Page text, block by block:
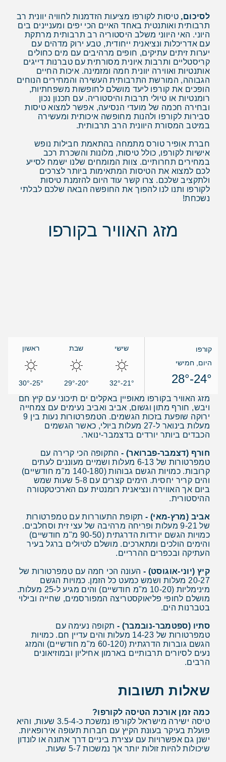
לסיכום, טיסות לקורפו מציעות הזדמנות לחוויה יוונית רב
תרבותית ואותנטית באחד האיים הכי יפים ומעניינים בים
היוני. האי היווני משלב היסטוריה רב תרבותית מרתקת
עם אדריכלות ונציאנית ייחודית, טבע ירוק מדהים עם
יערות זיתים עתיקים, חופים מרהיבים עם מים כחולים
קריסטליים ותרבות איונית מסורתית עם טברנות דייגים
אותנטיות ואווירה יוונית חמה ומזמינה. איכות החיים
הגבוהה, המורשת התרבותית העשירה והמחירים הנוחים
הופכים את קורפו ליעד מושלם לחופשות משפחתיות,
רומנטיות או טיולי תרבות והיסטוריה. עם תכנון נכון
ובחירה חכמה של מועדי הנסיעה, אפשר למצוא טיסות
סבירות לקורפו ולהנות מחופשה איכותית ומעשירה
במיטב המסורת היוונית הרב תרבותית.
חברת אופיר טורס מתמחה בהתאמת חבילות נופש
אישיות לקורפו, כולל טיסות, מלונות והשכרת רכב
במחירים תחרותיים. צוות המומחים שלנו ישמח לסייע
לכם למצוא את הטיסות המתאימות ביותר לצרכים
ולתקציב שלכם. צרו קשר עוד היום להזמנת טיסות
לקורפו ותנו לנו להפוך את החופשה הבאה שלכם לבלתי
נשכחת!
מזג האוויר בקורפו
קורפו
היום, חמישי
24°-28°
שישי
21°-32°
שבת
20°-29°
ראשון
25°-30°
מזג האוויר בקורפו מאופיין באקלים ים תיכוני עם קיץ חם
ויבש, חורף מתון וגשום, אביב ואביב נעימים עם צמחייה
ירוקה שופעת בזכות הגשמים. הטמפרטורות נעות בין 9
מעלות בינואר ל-27 מעלות ביולי, כאשר הגשמים
הכבדים ביותר יורדים בדצמבר-ינואר.
חורף (דצמבר-פברואר) - התקופה הכי קרירה עם
טמפרטורות של 6-13 מעלות ושמיים מעוננים לעתים
קרובות. כמויות הגשם גבוהות (140-180 מ"מ חודשיים)
והים קריר יחסית. הימים קצרים עם 5-8 שעות שמש
ביום אך האווירה ונציאנית רומנטית עם הארכיטקטורה
ההיסטורית.
אביב (מרץ-מאי) - תקופת התעוררות עם טמפרטורות
של 9-21 מעלות ופריחה מרהיבה של עצי זית וסחלבים.
כמויות הגשם יורדות הדרגתית (90-50 מ"מ חודשיים)
והימים הולכים ומתארכים. מושלם לטיולים ברגל בעיר
העתיקה ובכפרים ההרריים.
קיץ (יוני-אוגוסט) - העונה הכי חמה עם טמפרטורות של
20-27 מעלות ושמש כמעט כל הזמן. כמויות הגשם
מינימליות (10-20 מ"מ חודשיים) והים מגיע ל-25 מעלות.
מושלם לחופי פליאוקסטריצה המפורסמים, שחייה ובילוי
בטברנות הים.
סתיו (ספטמבר-נובמבר) - תקופה נעימה עם
טמפרטורות של 14-23 מעלות והים עדיין חם. כמויות
הגשם גוברות הדרגתית (60-120 מ"מ חודשיים) והמזג
נעים לסיורים תרבותיים בארמון אחיליון ובמוזיאונים
הרבים.
שאלות תשובות
כמה זמן אורכת הטיסה לקורפו?
טיסה ישירה מישראל לקורפו נמשכת כ-3.5-4 שעות, והיא
פועלת בעיקר בעונת הקיץ עם חברות תעופה אירופאיות.
ישנן גם אפשרויות עם עצירת ביניים דרך אתונה או לונדון
שיכולות להיות זולות יותר אך נמשכות 5-7 שעות.